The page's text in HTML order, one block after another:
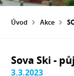
Úvod Akce
Sova Ski -
3.3.2023